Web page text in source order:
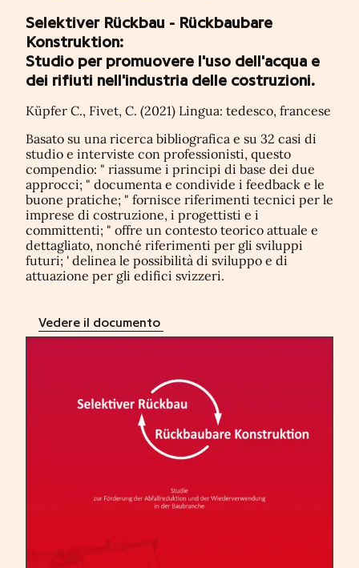
Selektiver Rückbau - Rückbaubare
Konstruktion:
Studio per promuovere l'uso dell'acqua e
dei rifiuti nell'industria delle costruzioni.
Küpfer C., Fivet, C. (2021) Lingua: tedesco, francese
Basato su una ricerca bibliografica e su 32 casi di
studio e interviste con professionisti, questo
compendio: " riassume i principi di base dei due
approcci; " documenta e condivide i feedback e le
buone pratiche; " fornisce riferimenti tecnici per le
imprese di costruzione, i progettisti e i
committenti; " offre un contesto teorico attuale e
dettagliato, nonché riferimenti per gli sviluppi
futuri; ' delinea le possibilità di sviluppo e di
attuazione per gli edifici svizzeri.
Vedere il documento